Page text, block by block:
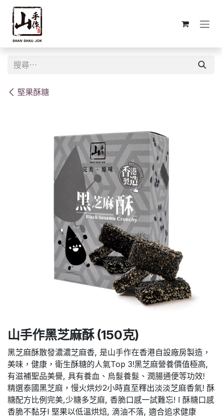
跳至內容
堅果酥糖
山手作黑芝麻酥 (150克)
黑芝麻酥散發濃濃芝麻香, 是山手作在香港自設廠房製造，
美味，健康，衛生酥糖的人氣Top 3!黑芝麻營養價值極高,
有滋補聖品美譽, 具有養血、烏髮養髮、潤腸通便等功效!
精選泰國黑芝麻，慢火烘炒2小時直至釋出淡淡芝麻香氣! 酥
糖配方比例完美,少糖多芝麻, 香脆口感一試難忘! l 酥糖口感
香脆不黏牙l 堅果以低溫烘焙, 滴油不落, 適合追求健康